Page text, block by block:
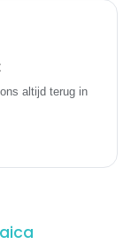
altijd terug in